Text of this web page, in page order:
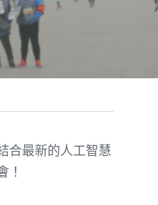
合最新的人工智慧
！